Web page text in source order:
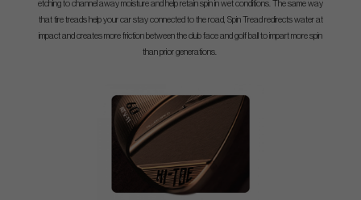
etching to channel away moisture and help retain spin in wet conditions. The same way
that tire treads help your car stay connected to the road, Spin Tread redirects water at
impact and creates more friction between the club face and golf ball to impart more spin
than prior generations.